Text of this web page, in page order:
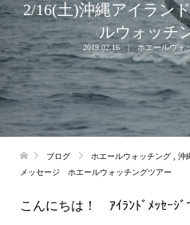
2/16(土)沖縄アイラン
ルウォッチ
2019.02.16 ホエールウォ
ブログ ホエールウォッチング 沖
メッセージ ホエールウォッチングツアー
こんにちは！ ｱｲﾗﾝﾄﾞﾒｯｾｰｼﾞ